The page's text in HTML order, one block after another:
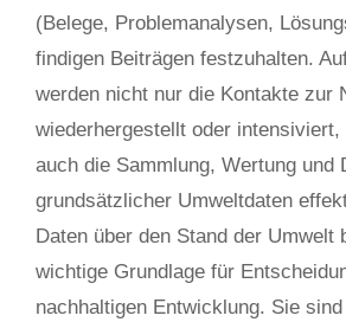
(Belege, Problemanalysen,
findigen Beiträgen festzuhalten.
werden nicht nur die Kontakte zur
wiederhergestellt oder
auch die Sammlung, Wertung und
grundsätzlicher Umweltdaten
Daten über den Stand der Umwelt
wichtige Grundlage für
nachhaltigen Entwicklung. Sie